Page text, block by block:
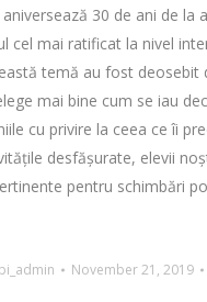
30 de ani de la
cel mai ratificat la nivel
temă au fost deosebit
mai bine cum se iau
cu privire la ceea ce îi
desfășurate, elevii
pentru schimbări
pi_admin November 21, 2019